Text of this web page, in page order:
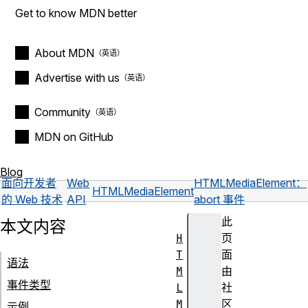
Get to know MDN better
About MDN
Advertise with us
Community
MDN on GitHub
Blog
面向开发者
的 Web 技术
Web
API
HTMLMediaElement
HTMLMediaElement：
abort 事件
此
页
面
由
社
区
本文内容
语法
事件类型
H
T
M
L
M